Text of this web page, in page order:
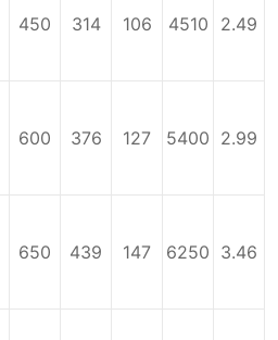
450 314 106 4510 2.49
600 376 127 5400 2.99
650 439 147 6250 3.46